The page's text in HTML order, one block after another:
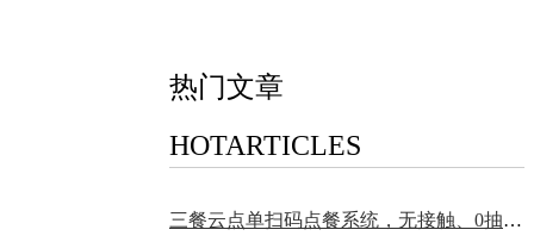
热门文章
HOTARTICLES
三餐云点单扫码点餐系统，无接触、0抽成，餐饮老板的不二选择